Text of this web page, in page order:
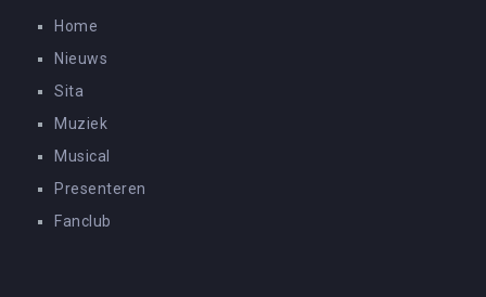
Home
Nieuws
Sita
Muziek
Musical
Presenteren
Fanclub